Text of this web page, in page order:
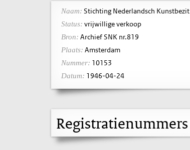
Naam: Stichting Nederlandsch Kunstbezit
Status: vrijwillige verkoop
Bron: Archief SNK nr.819
Plaats: Amsterdam
Nummer: 10153
Datum: 1946-04-24
Registratienummers